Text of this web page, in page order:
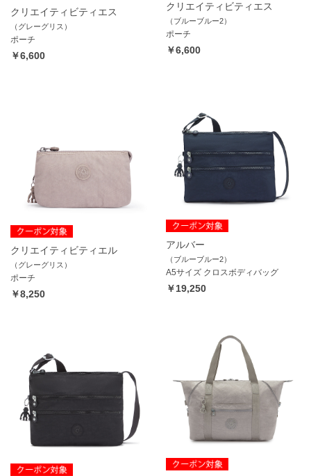
クリエイティビティエス
（グレーグリス）
ポーチ
￥6,600
クリエイティビティエス
（ブルーブルー2）
ポーチ
￥6,600
クリエイティビティエル
（グレーグリス）
ポーチ
￥8,250
アルバー
（ブルーブルー2）
A5サイズ クロスボディバッグ
￥19,250